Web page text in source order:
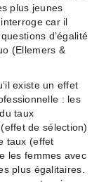
plus jeunes
car il
d’égalité
(Ellemers &
existe un effet
: les
taux
de sélection)
taux (effet
les femmes avec
plus égalitaires.